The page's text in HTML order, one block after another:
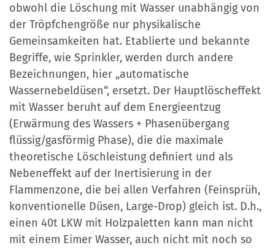
obwohl die Löschung mit Wasser unabhängig von
der Tröpfchengröße nur physikalische
Gemeinsamkeiten hat. Etablierte und bekannte
Begriffe, wie Sprinkler, werden durch andere
Bezeichnungen, hier „automatische
Wassernebeldüsen“, ersetzt. Der Hauptlöscheffekt
mit Wasser beruht auf dem Energieentzug
(Erwärmung des Wassers + Phasenübergang
flüssig/gasförmig Phase), die die maximale
theoretische Löschleistung definiert und als
Nebeneffekt auf der Inertisierung in der
Flammenzone, die bei allen Verfahren (Feinsprüh,
konventionelle Düsen, Large-Drop) gleich ist. D.h.,
einen 40t LKW mit Holzpaletten kann man nicht
mit einem Eimer Wasser, auch nicht mit noch so